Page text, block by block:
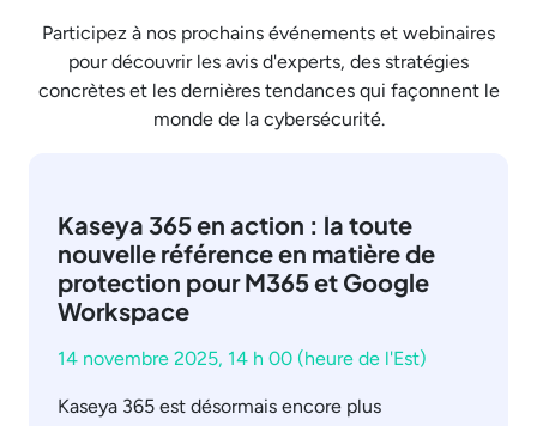
Participez à nos prochains événements et webinaires
pour découvrir les avis d'experts, des stratégies
concrètes et les dernières tendances qui façonnent le
monde de la cybersécurité.
Kaseya 365 en action : la toute
nouvelle référence en matière de
protection pour M365 et Google
Workspace
14 novembre 2025, 14 h 00 (heure de l'Est)
Kaseya 365 est désormais encore plus